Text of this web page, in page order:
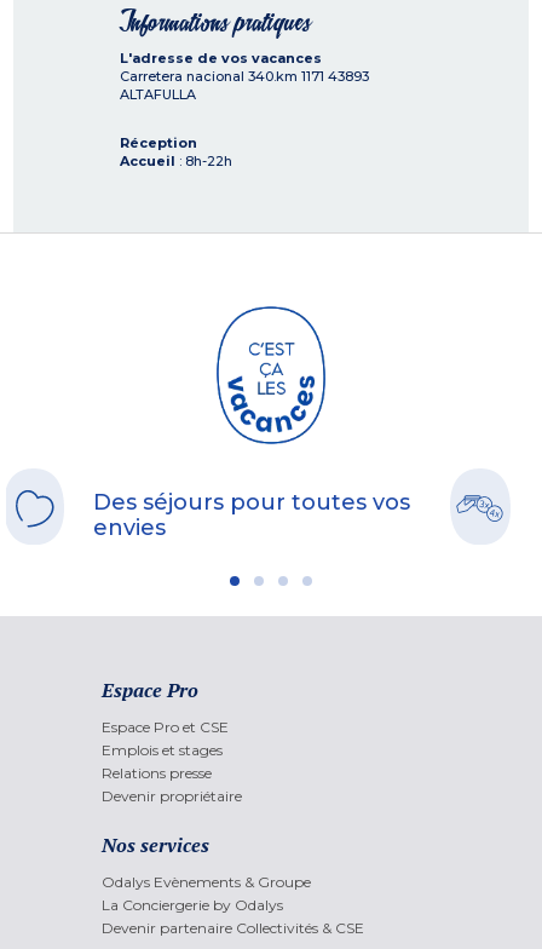
Informations pratiques
L'adresse de vos vacances
Carretera nacional 340.km 1171 43893
ALTAFULLA
Réception
Accueil : 8h-22h
Des séjours pour toutes vos
envies
Espace Pro
Espace Pro et CSE
Emplois et stages
Relations presse
Devenir propriétaire
Nos services
Odalys Evènements & Groupe
La Conciergerie by Odalys
Devenir partenaire Collectivités & CSE